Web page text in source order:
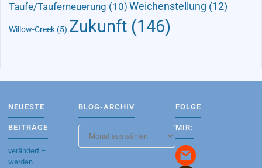
Taufe/Tauferneuerung (10) Weichenstellung (12)
Willow-Creek (5) Zukunft (146)
NEUESTE
BEITRÄGE
verändert –
werden
BLOG-ARCHIV
Archiv
FOLGE
MIR: